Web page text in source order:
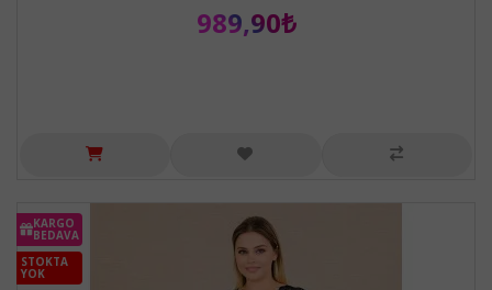
989,90₺
KARGO
BEDAVA
STOKTA
YOK